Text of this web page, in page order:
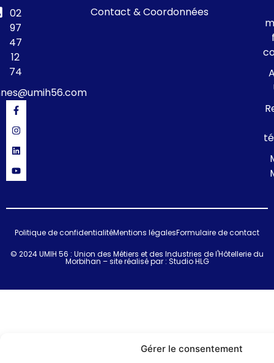
Gérer le consentement
02
97
47
12
74
Contact & Coordonnées
© 2024 UMIH 56 : Union des Métiers et des Industries de l'Hôtellerie du
Morbihan – site réalisé par : Studio HLG
Politique de confidentialitéMentions légalesFormulaire de contact